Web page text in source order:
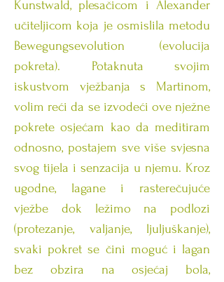
Kunstwald, plesačicom i Alexander
učiteljicom koja je osmislila metodu
Bewegungsevolution (evolucija
pokreta). Potaknuta svojim
iskustvom vježbanja s Martinom,
volim reći da se izvodeći ove nježne
pokrete osjećam kao da meditiram
odnosno, postajem sve više svjesna
svog tijela i senzacija u njemu. Kroz
ugodne, lagane i rasterečujuće
vježbe dok ležimo na podlozi
(protezanje, valjanje, ljuljuškanje),
svaki pokret se čini moguć i lagan
bez obzira na osjećaj bola,